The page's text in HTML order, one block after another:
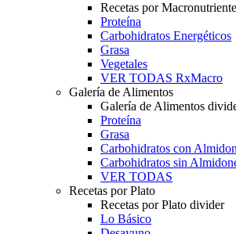
Recetas por
Proteína
Carbohidratos Energéticos
Grasa
Vegetales
VER TODAS RxMacro
Galería de Alimentos
Galería de Alimentos
Proteína
Grasa
Carbohidratos con
Carbohidratos sin
VER TODAS
Recetas por Plato
Recetas por Plato divider
Lo Básico